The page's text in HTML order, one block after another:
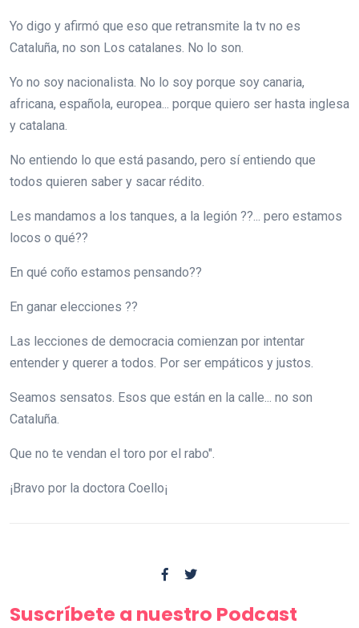
Yo digo y afirmó que eso que retransmite la tv no es
Cataluña, no son Los catalanes. No lo son.
Yo no soy nacionalista. No lo soy porque soy canaria,
africana, española, europea... porque quiero ser hasta inglesa
y catalana.
No entiendo lo que está pasando, pero sí entiendo que
todos quieren saber y sacar rédito.
Les mandamos a los tanques, a la legión ??... pero estamos
locos o qué??
En qué coño estamos pensando??
En ganar elecciones ??
Las lecciones de democracia comienzan por intentar
entender y querer a todos. Por ser empáticos y justos.
Seamos sensatos. Esos que están en la calle... no son
Cataluña.
Que no te vendan el toro por el rabo".
¡Bravo por la doctora Coello¡
Suscríbete a nuestro Podcast